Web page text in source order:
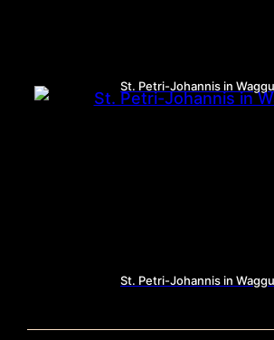
St. Petri-Johannis in
St. Petri-Johannis in